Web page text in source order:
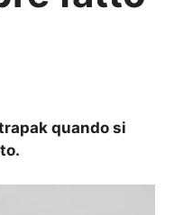
quando si